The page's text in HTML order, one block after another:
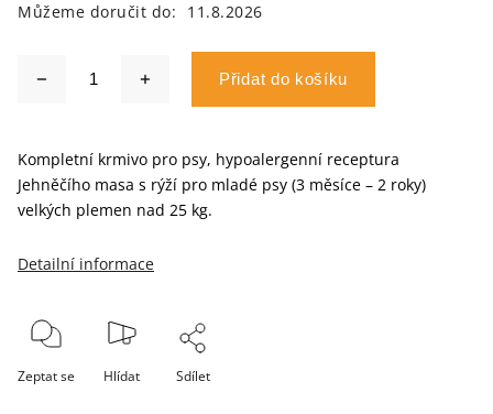
Můžeme doručit do:
11.8.2026
Přidat do košíku
Kompletní krmivo pro psy, hypoalergenní receptura
Jehněčího masa s rýží pro mladé psy (3 měsíce – 2 roky)
velkých plemen nad 25 kg.
Detailní informace
Zeptat se Hlídat Sdílet